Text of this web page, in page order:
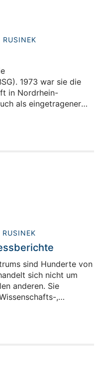
RUSINEK
1973 war sie die
in Nordrhein-
als eingetragener
RUSINEK
sind Hunderte von
sich nicht um
anderen. Sie
,
in der
internationale
Staaten sowie die